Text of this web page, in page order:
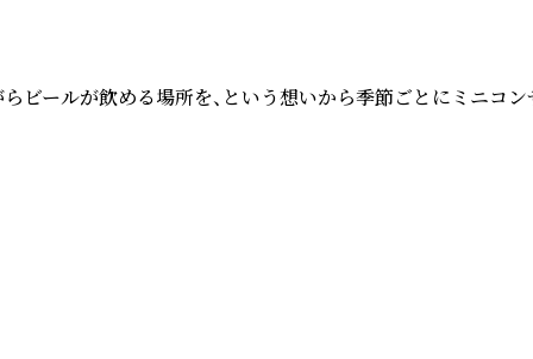
ルが飲める場所を、という想いから季節ごとにミ